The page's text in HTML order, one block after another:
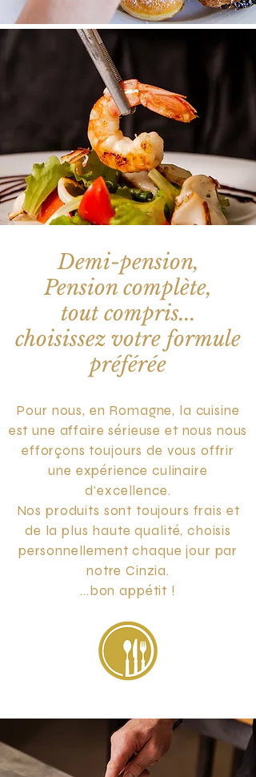
Demi-pension,
Pension complète,
tout compris...
choisissez votre formule
préférée
Pour nous, en Romagne, la cuisine
est une affaire sérieuse et nous nous
efforçons toujours de vous offrir
une expérience culinaire
d'excellence.
Nos produits sont toujours frais et
de la plus haute qualité, choisis
personnellement chaque jour par
notre Cinzia.
...bon appétit !